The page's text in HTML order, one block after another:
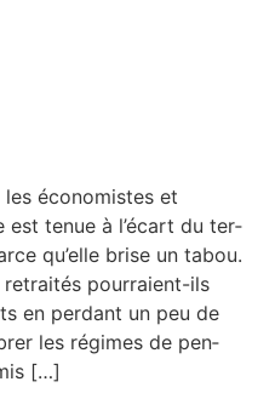
éco­no­mistes et
est tenue à l’écart du ter­
qu’elle brise un tabou.
retrai­tés pour­­raient-ils
en per­dant un peu de
les régimes de pen­
[…]